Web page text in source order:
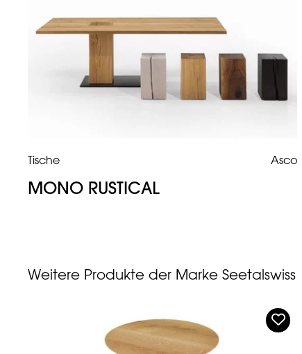
Tische Asco
MONO RUSTICAL
Weitere Produkte der Marke Seetalswiss